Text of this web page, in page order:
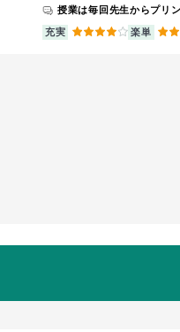
授業は毎回先生からプリ
充実 4 楽単 4